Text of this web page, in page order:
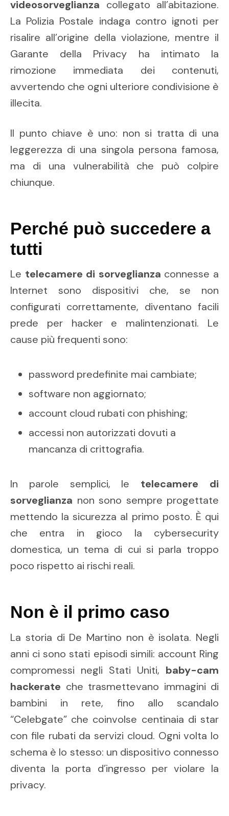
videosorveglianza collegato all’abitazione.
La Polizia Postale indaga contro ignoti per
risalire all’origine della violazione, mentre il
Garante della Privacy ha intimato la
rimozione immediata dei contenuti,
avvertendo che ogni ulteriore condivisione è
illecita.
Il punto chiave è uno: non si tratta di una
leggerezza di una singola persona famosa,
ma di una vulnerabilità che può colpire
chiunque.
Perché può succedere a
tutti
Le telecamere di sorveglianza connesse a
Internet sono dispositivi che, se non
configurati correttamente, diventano facili
prede per hacker e malintenzionati. Le
cause più frequenti sono:
password predefinite mai cambiate;
software non aggiornato;
account cloud rubati con phishing;
accessi non autorizzati dovuti a
mancanza di crittografia.
In parole semplici, le telecamere di
sorveglianza non sono sempre progettate
mettendo la sicurezza al primo posto. È qui
che entra in gioco la cybersecurity
domestica, un tema di cui si parla troppo
poco rispetto ai rischi reali.
Non è il primo caso
La storia di De Martino non è isolata. Negli
anni ci sono stati episodi simili: account Ring
compromessi negli Stati Uniti, baby-cam
hackerate che trasmettevano immagini di
bambini in rete, fino allo scandalo
“Celebgate” che coinvolse centinaia di star
con file rubati da servizi cloud. Ogni volta lo
schema è lo stesso: un dispositivo connesso
diventa la porta d’ingresso per violare la
privacy.